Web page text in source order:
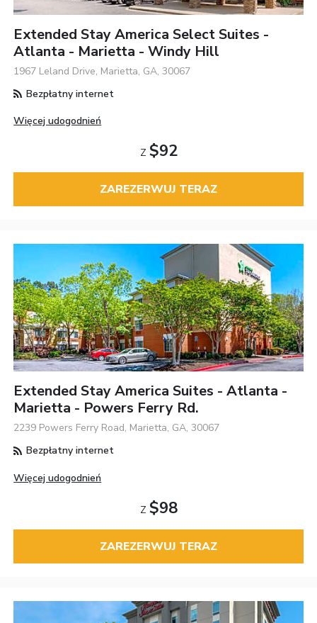
Extended Stay America Select Suites -
Atlanta - Marietta - Windy Hill
1967 Leland Drive, Marietta, GA, 30067
Bezpłatny internet
Więcej udogodnień
Z $92
ZAREZERWUJ TERAZ
Extended Stay America Suites - Atlanta -
Marietta - Powers Ferry Rd.
2239 Powers Ferry Road, Marietta, GA, 30067
Bezpłatny internet
Więcej udogodnień
Z $98
ZAREZERWUJ TERAZ